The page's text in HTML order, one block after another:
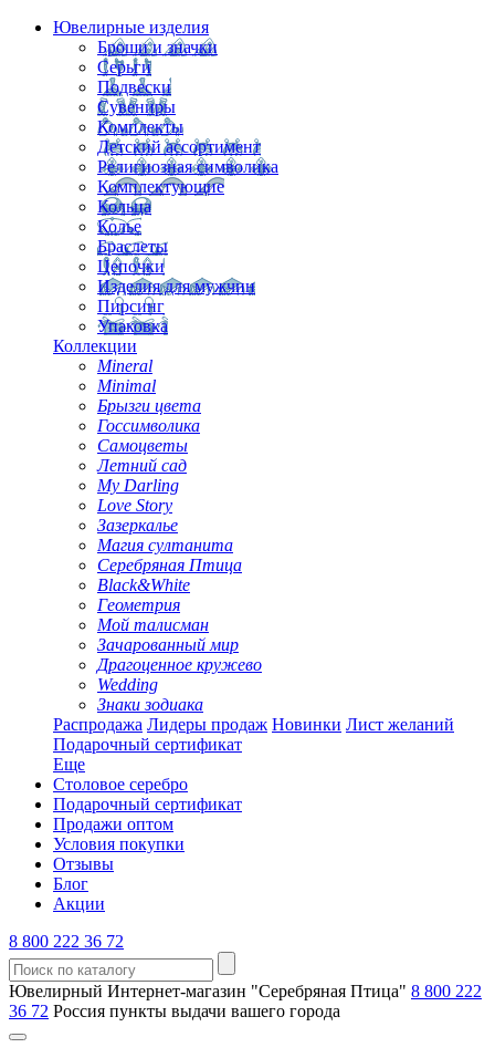
Ювелирные изделия
Броши и значки
Серьги
Подвески
Сувениры
Комплекты
Детский ассортимент
Религиозная символика
Комплектующие
Кольца
Колье
Браслеты
Цепочки
Изделия для мужчин
Пирсинг
Упаковка
Коллекции
Mineral
Minimal
Брызги цвета
Госсимволика
Самоцветы
Летний сад
My Darling
Love Story
Зазеркалье
Магия султанита
Серебряная Птица
Black&White
Геометрия
Мой талисман
Зачарованный мир
Драгоценное кружево
Wedding
Знаки зодиака
Распродажа Лидеры продаж Новинки Лист желаний
Подарочный сертификат
Еще
Столовое серебро
Подарочный сертификат
Продажи оптом
Условия покупки
Отзывы
Блог
Акции
8 800 222 36 72
Ювелирный Интернет-магазин "Серебряная Птица" 8 800 222
36 72 Россия пункты выдачи вашего города